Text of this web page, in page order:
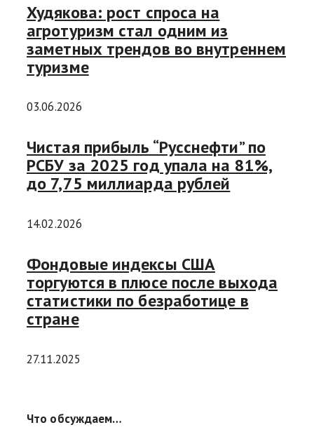
Худякова: рост спроса на
агротуризм стал одним из
заметных трендов во внутреннем
туризме
03.06.2026
Чистая прибыль “Русснефти” по
РСБУ за 2025 год упала на 81%,
до 7,75 миллиарда рублей
14.02.2026
Фондовые индексы США
торгуются в плюсе после выхода
статистики по безработице в
стране
27.11.2025
Что обсуждаем…